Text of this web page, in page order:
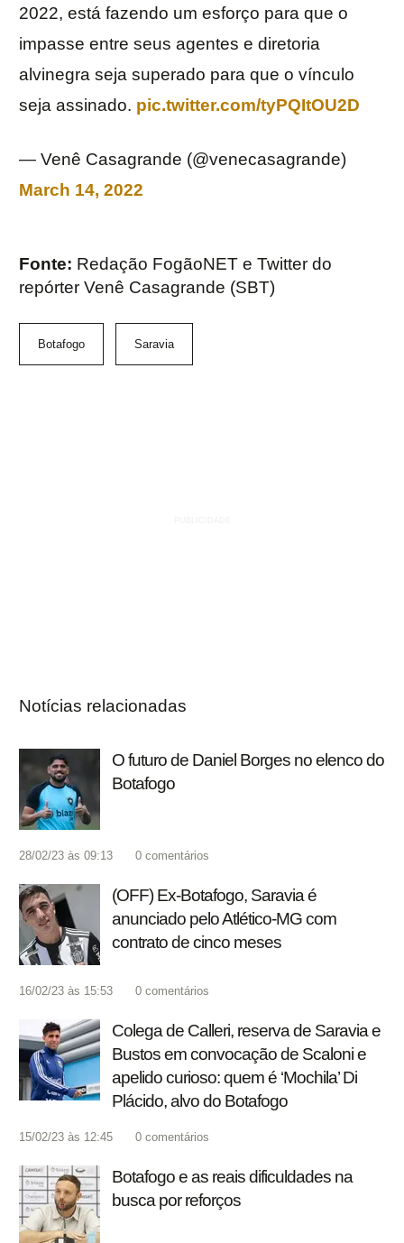
2022, está fazendo um esforço para que o
impasse entre seus agentes e diretoria
alvinegra seja superado para que o vínculo
seja assinado. pic.twitter.com/tyPQItOU2D
— Venê Casagrande (@venecasagrande)
March 14, 2022
Fonte: Redação FogãoNET e Twitter do
repórter Venê Casagrande (SBT)
Botafogo Saravia
Notícias relacionadas
O futuro de Daniel Borges no elenco do
Botafogo
28/02/23 às 09:13 0 comentários
(OFF) Ex-Botafogo, Saravia é
anunciado pelo Atlético-MG com
contrato de cinco meses
16/02/23 às 15:53 0 comentários
Colega de Calleri, reserva de Saravia e
Bustos em convocação de Scaloni e
apelido curioso: quem é ‘Mochila’ Di
Plácido, alvo do Botafogo
15/02/23 às 12:45 0 comentários
Botafogo e as reais dificuldades na
busca por reforços